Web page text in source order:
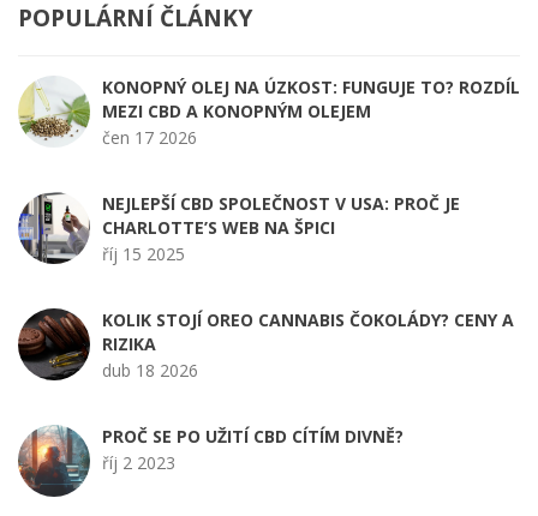
POPULÁRNÍ ČLÁNKY
KONOPNÝ OLEJ NA ÚZKOST: FUNGUJE TO? ROZDÍL
MEZI CBD A KONOPNÝM OLEJEM
čen 17 2026
NEJLEPŠÍ CBD SPOLEČNOST V USA: PROČ JE
CHARLOTTE’S WEB NA ŠPICI
říj 15 2025
KOLIK STOJÍ OREO CANNABIS ČOKOLÁDY? CENY A
RIZIKA
dub 18 2026
PROČ SE PO UŽITÍ CBD CÍTÍM DIVNĚ?
říj 2 2023